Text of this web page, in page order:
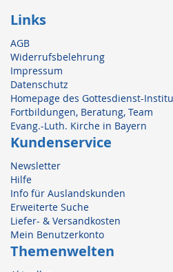
Links
AGB
Widerrufsbelehrung
Impressum
Datenschutz
Homepage des Gottesdienst-
Fortbildungen, Beratung, Team
Evang.-Luth. Kirche in Bayern
Kundenservice
Newsletter
Hilfe
Info für Auslandskunden
Erweiterte Suche
Liefer- & Versandkosten
Mein Benutzerkonto
Themenwelten